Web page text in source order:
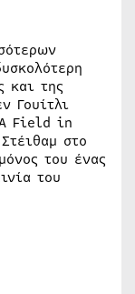
και της
Γουίτλι
Field in
στο
του ένας
του